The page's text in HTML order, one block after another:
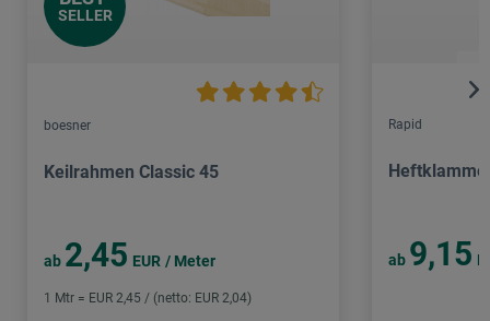
SELLER
boesner
Keilrahmen Classic 45
ab 2,45 EUR / Meter
1 Mtr = EUR 2,45 / (netto: EUR 2,04)
Rapid
ab 9,15